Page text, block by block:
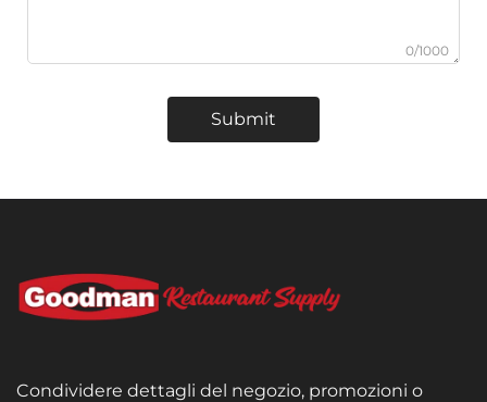
0/1000
Submit
Condividere dettagli del negozio, promozioni o